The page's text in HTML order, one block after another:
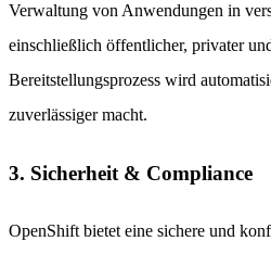
Verwaltung von Anwendungen in
einschließlich öffentlicher, privater
Bereitstellungsprozess wird
zuverlässiger macht.
3. Sicherheit & Compliance
OpenShift bietet eine sichere und